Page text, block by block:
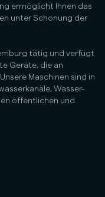
ermöglicht Ihnen das
unter Schonung der
tätig und verfügt
Geräte, die an
Maschinen sind in
Wasser-
öffentlichen und